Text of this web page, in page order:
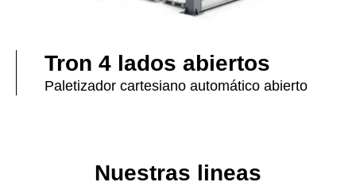
Tron 4 lados abiertos
Paletizador cartesiano automático abierto
Nuestras lineas